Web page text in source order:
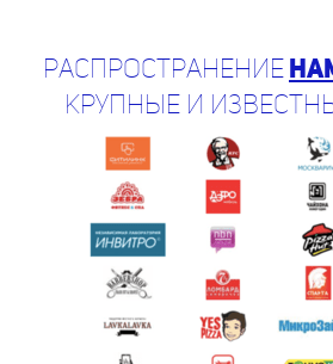
Распространение
крупные и